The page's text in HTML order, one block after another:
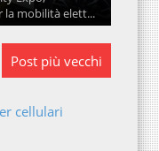
la mobilità elett...
Post più vecchi
cellulari